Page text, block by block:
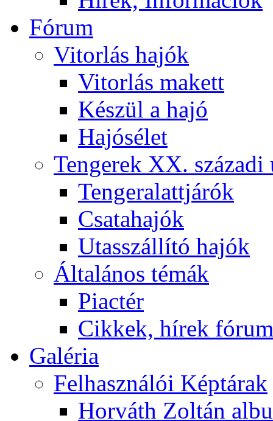
Fórum
Vitorlás hajók
Vitorlás makett
Készül a hajó
Hajósélet
Tengerek XX. századi
Tengeralattjárók
Csatahajók
Utasszállító hajók
Általános témák
Piactér
Cikkek, hírek
Galéria
Felhasználói Képtárak
Horváth Zoltán